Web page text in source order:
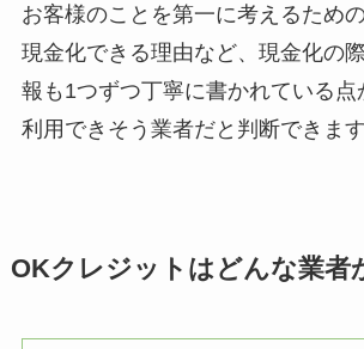
お客様のことを第一に考えるため
現金化できる理由など、現金化の
報も1つずつ丁寧に書かれている点
利用できそう業者だと判断できます
OKクレジットはどんな業者